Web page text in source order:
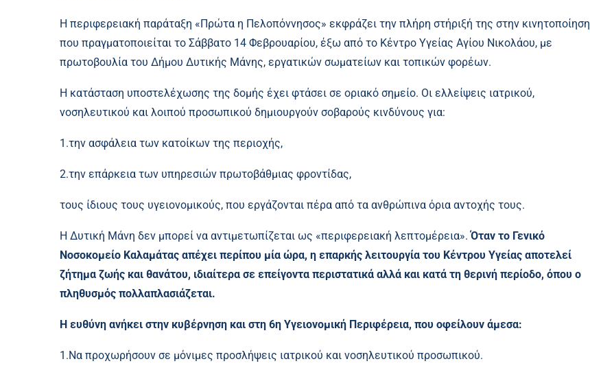
Η περιφερειακή παράταξη «Πρώτα η Πελοπόννησος» εκφράζει την πλήρη στήριξή της στην κινητοποίηση
που πραγματοποιείται το Σάββατο 14 Φεβρουαρίου, έξω από το Κέντρο Υγείας Αγίου Νικολάου, με
πρωτοβουλία του Δήμου Δυτικής Μάνης, εργατικών σωματείων και τοπικών φορέων.
Η κατάσταση υποστελέχωσης της δομής έχει φτάσει σε οριακό σημείο. Οι ελλείψεις ιατρικού,
νοσηλευτικού και λοιπού προσωπικού δημιουργούν σοβαρούς κινδύνους για:
1.την ασφάλεια των κατοίκων της περιοχής,
2.την επάρκεια των υπηρεσιών πρωτοβάθμιας φροντίδας,
τους ίδιους τους υγειονομικούς, που εργάζονται πέρα από τα ανθρώπινα όρια αντοχής τους.
Η Δυτική Μάνη δεν μπορεί να αντιμετωπίζεται ως «περιφερειακή λεπτομέρεια».Όταν το Γενικό
Νοσοκομείο Καλαμάτας απέχει περίπου μία ώρα, η επαρκής λειτουργία του Κέντρου Υγείας αποτελεί
ζήτημα ζωής και θανάτου, ιδιαίτερα σε επείγοντα περιστατικά αλλά και κατά τη θερινή περίοδο, όπου ο
πληθυσμός πολλαπλασιάζεται.
Η ευθύνη ανήκει στην κυβέρνηση και στη 6η Υγειονομική Περιφέρεια, που οφείλουν άμεσα:
1.Να προχωρήσουν σε μόνιμες προσλήψεις ιατρικού και νοσηλευτικού προσωπικού.